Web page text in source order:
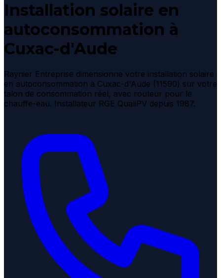
Installation solaire en
autoconsommation à
Cuxac-d'Aude
Raynier Entreprise dimensionne votre installation solaire
en autoconsommation à Cuxac-d'Aude (11590) sur votre
talon de consommation réel, avec routeur pour le
chauffe-eau. Installateur RGE QualiPV depuis 1987.